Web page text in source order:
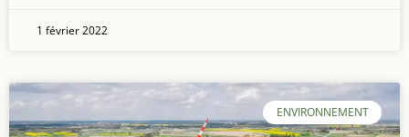
1 février 2022
ENVIRONNEMENT